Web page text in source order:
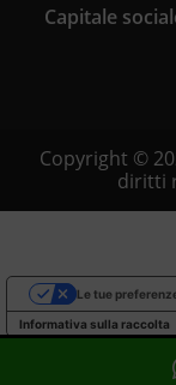
Capitale
Copyright ©
diritti
Informativa sulla raccolta
Le tue